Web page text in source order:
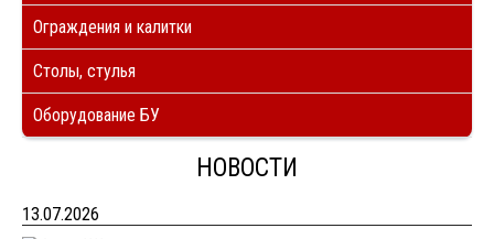
Ограждения и калитки
Столы, стулья
Оборудование БУ
НОВОСТИ
13.07.2026